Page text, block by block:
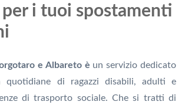
i tuoi spostamenti
e Albareto è un servizio dedicato
quotidiane di ragazzi disabili, adulti e
di trasporto sociale. Che si tratti di